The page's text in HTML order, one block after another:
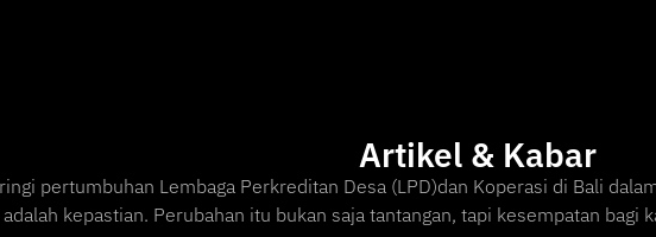
Artikel & Kabar
pertumbuhan Lembaga Perkreditan Desa (LPD)dan Koperasi di Bali
kepastian. Perubahan itu bukan saja tantangan, tapi kesempatan